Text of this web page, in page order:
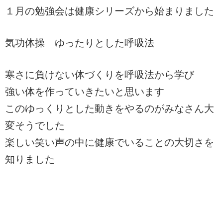
１月の勉強会は健康シリーズから始まりました
気功体操 ゆったりとした呼吸法
寒さに負けない体づくりを呼吸法から学び
強い体を作っていきたいと思います
このゆっくりとした動きをやるのがみなさん大
変そうでした
楽しい笑い声の中に健康でいることの大切さを
知りました